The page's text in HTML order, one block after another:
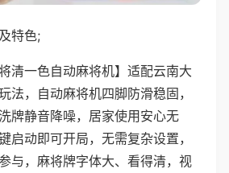
特色;
清一色自动麻将机】适配云南大
法，自动麻将机四脚防滑稳固，
牌静音降噪，居家使用安心无
启动即可开局，无需复杂设置，
与，麻将牌字体大、看得清，视